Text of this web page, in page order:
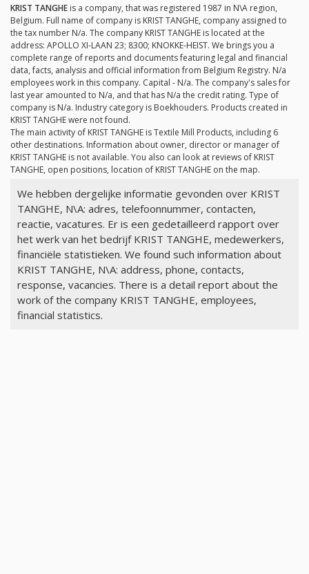
KRIST TANGHE is a company, that was registered 1987 in N\A region,
Belgium. Full name of company is KRIST TANGHE, company assigned to
the tax number N/a. The company KRIST TANGHE is located at the
address: APOLLO XI-LAAN 23; 8300; KNOKKE-HEIST. We brings you a
complete range of reports and documents featuring legal and financial
data, facts, analysis and official information from Belgium Registry. N/a
employees work in this company. Capital - N/a. The company's sales for
last year amounted to N/a, and that has N/a the credit rating. Type of
company is N/a. Industry category is Boekhouders. Products created in
KRIST TANGHE were not found.
The main activity of KRIST TANGHE is Textile Mill Products, including 6
other destinations. Information about owner, director or manager of
KRIST TANGHE is not available. You also can look at reviews of KRIST
TANGHE, open positions, location of KRIST TANGHE on the map.
We hebben dergelijke informatie gevonden over KRIST
TANGHE, N\A: adres, telefoonnummer, contacten,
reactie, vacatures. Er is een gedetailleerd rapport over
het werk van het bedrijf KRIST TANGHE, medewerkers,
financiële statistieken. We found such information about
KRIST TANGHE, N\A: address, phone, contacts,
response, vacancies. There is a detail report about the
work of the company KRIST TANGHE, employees,
financial statistics.